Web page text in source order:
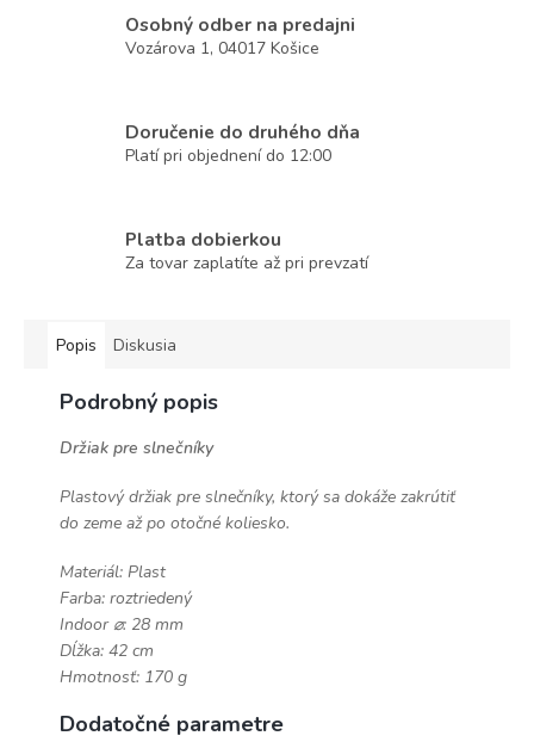
Osobný odber na predajni
Vozárova 1, 04017 Košice
Doručenie do druhého dňa
Platí pri objednení do 12:00
Platba dobierkou
Za tovar zaplatíte až pri prevzatí
Popis Diskusia
Podrobný popis
Držiak pre slnečníky
Plastový držiak pre slnečníky, ktorý sa dokáže zakrútiť
do zeme až po otočné koliesko.
Materiál: Plast
Farba: roztriedený
Indoor ⌀: 28 mm
Dĺžka: 42 cm
Hmotnosť: 170 g
Dodatočné parametre